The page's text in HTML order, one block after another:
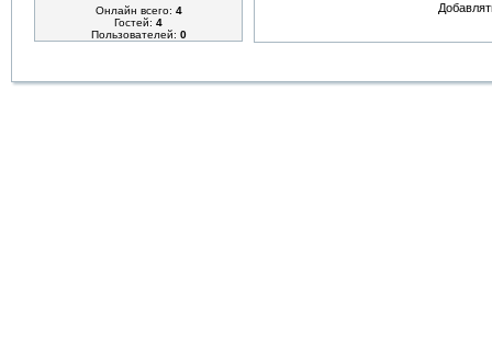
Онлайн всего: 4
Гостей: 4
Пользователей: 0